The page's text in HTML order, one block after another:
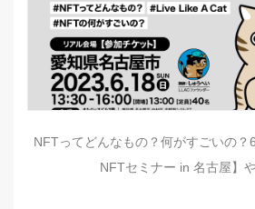
NFTってどんなもの？何がすごいの
NFTセミナー in 名古屋】